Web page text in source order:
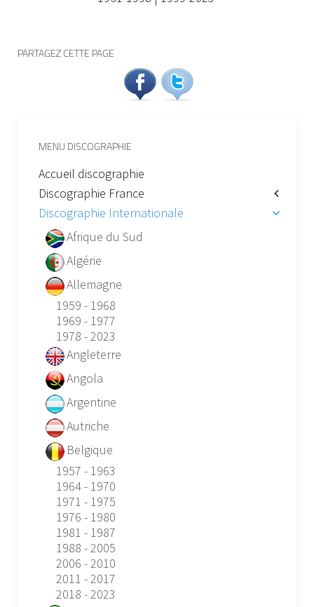
PARTAGEZ CETTE PAGE
MENU DISCOGRAPHIE
Accueil discographie
Discographie France
Discographie Internationale
Afrique du Sud
Algérie
Allemagne
1959 - 1968
1969 - 1977
1978 - 2023
Angleterre
Angola
Argentine
Autriche
Belgique
1957 - 1963
1964 - 1970
1971 - 1975
1976 - 1980
1981 - 1987
1988 - 2005
2006 - 2010
2011 - 2017
2018 - 2023